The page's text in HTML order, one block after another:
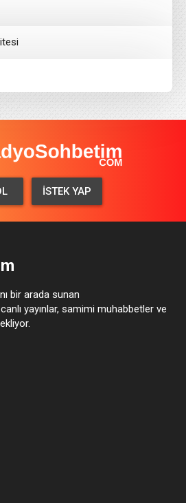
İSTEK YAP
bir arada sunan
yayınlar, samimi muhabbetler ve